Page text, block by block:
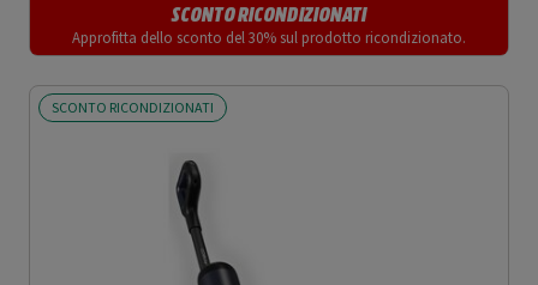
SCONTO RICONDIZIONATI
Approfitta dello sconto del 30% sul prodotto ricondizionato.
SCONTO RICONDIZIONATI